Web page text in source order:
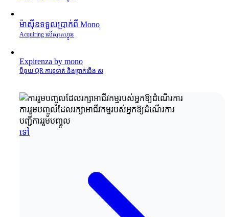
ម៉ាស៊ីនទទួលប្រាក់ពី Mono
Acquiring លើស្មាតហ្វូន
Expirenza by mono
មឺនុយ QR ការទូទាត់ និងប្រាក់ជើង ស
ការរួមបញ្ចូលដែលរក្សាអាជីវកម្មរបស់អ្នកឱ្យដំណើរការ
បញ្ជីការរួមបញ្ចូល
ទៅ